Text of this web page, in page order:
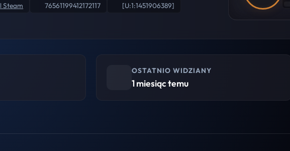
Steam 76561199412172117 [U:1:1451906389]
OSTATNIO WIDZIANY
1 miesiąc temu